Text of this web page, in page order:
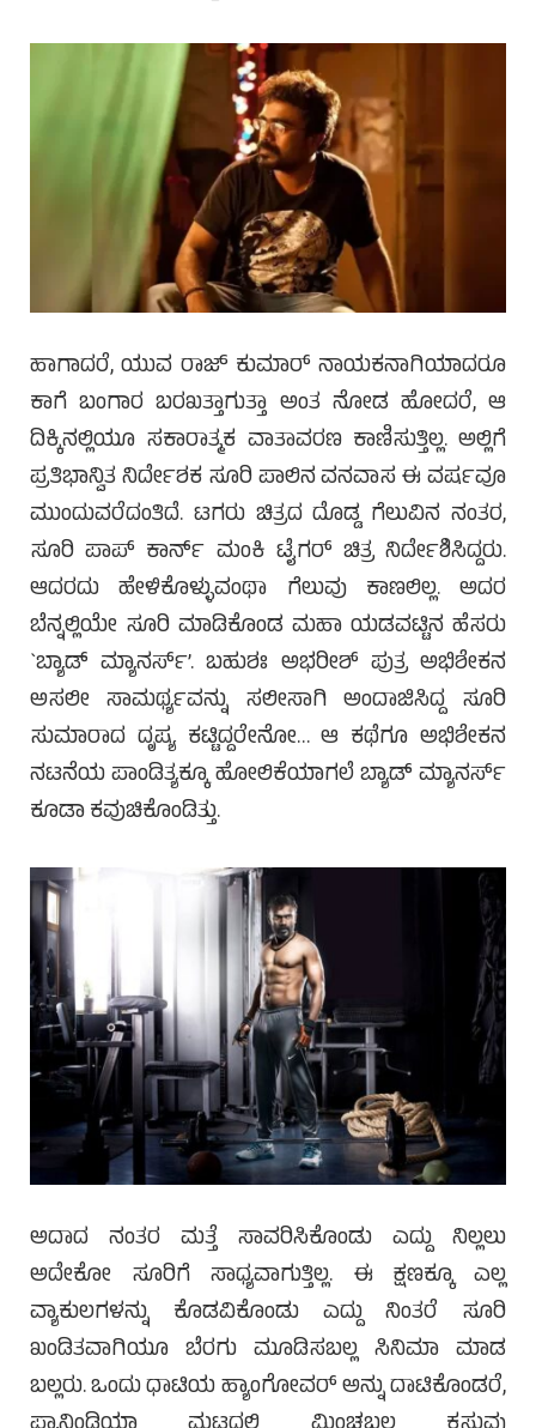
ಹಾಗಾದರೆ, ಯುವ ರಾಜ್ ಕುಮಾರ್ ನಾಯಕನಾಗಿಯಾದರೂ
ಕಾಗೆ ಬಂಗಾರ ಬರಖತ್ತಾಗುತ್ತಾ ಅಂತ ನೋಡ ಹೋದರೆ, ಆ
ದಿಕ್ಕಿನಲ್ಲಿಯೂ ಸಕಾರಾತ್ಮಕ ವಾತಾವರಣ ಕಾಣಿಸುತ್ತಿಲ್ಲ. ಅಲ್ಲಿಗೆ
ಪ್ರತಿಭಾನ್ವಿತ ನಿರ್ದೇಶಕ ಸೂರಿ ಪಾಲಿನ ವನವಾಸ ಈ ವರ್ಷವೂ
ಮುಂದುವರೆದಂತಿದೆ. ಟಗರು ಚಿತ್ರದ ದೊಡ್ಡ ಗೆಲುವಿನ ನಂತರ,
ಸೂರಿ ಪಾಪ್ ಕಾರ್ನ್ ಮಂಕಿ ಟೈಗರ್ ಚಿತ್ರ ನಿರ್ದೇಶಿಸಿದ್ದರು.
ಆದರದು ಹೇಳಿಕೊಳ್ಳುವಂಥಾ ಗೆಲುವು ಕಾಣಲಿಲ್ಲ. ಅದರ
ಬೆನ್ನಲ್ಲಿಯೇ ಸೂರಿ ಮಾಡಿಕೊಂಡ ಮಹಾ ಯಡವಟ್ಟಿನ ಹೆಸರು
`ಬ್ಯಾಡ್ ಮ್ಯಾನರ್ಸ್’. ಬಹುಶಃ ಅಭರೀಶ್ ಪುತ್ರ ಅಭಿಶೇಕನ
ಅಸಲೀ ಸಾಮರ್ಥ್ಯವನ್ನು ಸಲೀಸಾಗಿ ಅಂದಾಜಿಸಿದ್ದ ಸೂರಿ
ಸುಮಾರಾದ ದೃಷ್ಯ ಕಟ್ಟಿದ್ದರೇನೋ… ಆ ಕಥೆಗೂ ಅಭಿಶೇಕನ
ನಟನೆಯ ಪಾಂಡಿತ್ಯಕ್ಕೂ ಹೋಲಿಕೆಯಾಗಲೆ ಬ್ಯಾಡ್ ಮ್ಯಾನರ್ಸ್
ಕೂಡಾ ಕವುಚಿಕೊಂಡಿತ್ತು.
ಅದಾದ ನಂತರ ಮತ್ತೆ ಸಾವರಿಸಿಕೊಂಡು ಎದ್ದು ನಿಲ್ಲಲು
ಅದೇಕೋ ಸೂರಿಗೆ ಸಾಧ್ಯವಾಗುತ್ತಿಲ್ಲ. ಈ ಕ್ಷಣಕ್ಕೂ ಎಲ್ಲ
ವ್ಯಾಕುಲಗಳನ್ನು ಕೊಡವಿಕೊಂಡು ಎದ್ದು ನಿಂತರೆ ಸೂರಿ
ಖಂಡಿತವಾಗಿಯೂ ಬೆರಗು ಮೂಡಿಸಬಲ್ಲ ಸಿನಿಮಾ ಮಾಡ
ಬಲ್ಲರು. ಒಂದು ಧಾಟಿಯ ಹ್ಯಾಂಗೋವರ್ ಅನ್ನು ದಾಟಿಕೊಂಡರೆ,